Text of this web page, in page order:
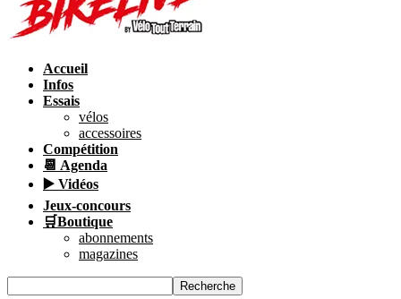
Accueil
Infos
Essais
vélos
accessoires
Compétition
📆 Agenda
▶️ Vidéos
Jeux-concours
🛒Boutique
abonnements
magazines